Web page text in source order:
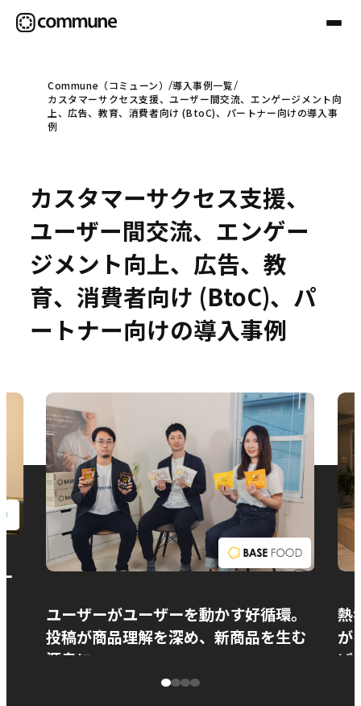
Communeについて
事例
セミナー
お役立ち情報
お問い合わせ
Commune（コミューン）
導入事例一覧
カスタマーサクセス支援、ユーザー間交流、エンゲージメント向
上、広告、教育、消費者向け (BtoC)、パートナー向けの導入事
例
カスタマーサクセス支援、
ユーザー間交流、エンゲー
ジメント向上、広告、教
育、消費者向け (BtoC)、パ
ートナー向けの導入事例
ユーザーがユーザーを動かす好循環。
投稿が商品理解を深め、新商品を生む
源泉に
熱
が
ぱ